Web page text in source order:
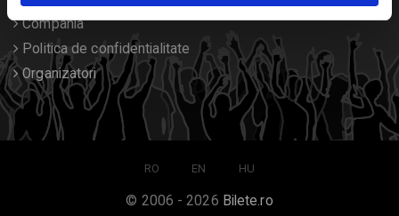
Compania
Politica de confidentialitate
Organizatori
RO EN HU
© 2006 - 2026 Bilete.ro